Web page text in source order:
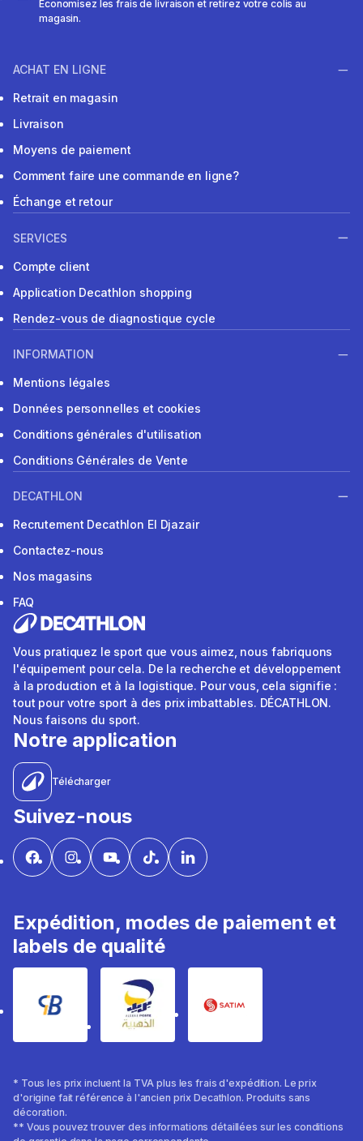
Économisez les frais de livraison et retirez votre colis au
magasin.
ACHAT EN LIGNE
Retrait en magasin
Livraison
Moyens de paiement
Comment faire une commande en ligne?
Échange et retour
SERVICES
Compte client
Application Decathlon shopping
Rendez-vous de diagnostique cycle
INFORMATION
Mentions légales
Données personnelles et cookies
Conditions générales d'utilisation
Conditions Générales de Vente
DECATHLON
Recrutement Decathlon El Djazair
Contactez-nous
Nos magasins
FAQ
Vous pratiquez le sport que vous aimez, nous fabriquons
l'équipement pour cela. De la recherche et développement
à la production et à la logistique. Pour vous, cela signifie :
tout pour votre sport à des prix imbattables. DÉCATHLON.
Nous faisons du sport.
Notre application
Télécharger
Suivez-nous
Expédition, modes de paiement et
labels de qualité
* Tous les prix incluent la TVA plus les frais d'expédition. Le prix
d'origine fait référence à l'ancien prix Decathlon. Produits sans
décoration.
** Vous pouvez trouver des informations détaillées sur les conditions